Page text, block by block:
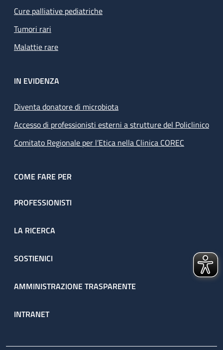
Cure palliative pediatriche
Tumori rari
Malattie rare
IN EVIDENZA
Diventa donatore di microbiota
Accesso di professionisti esterni a strutture del Policlinico
Comitato Regionale per l’Etica nella Clinica COREC
COME FARE PER
PROFESSIONISTI
LA RICERCA
SOSTIENICI
AMMINISTRAZIONE TRASPARENTE
INTRANET